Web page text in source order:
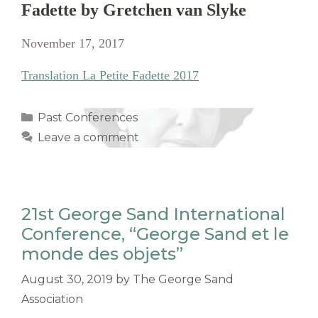
Fadette by Gretchen van Slyke
November 17, 2017
Translation La Petite Fadette 2017
Categories
Past Conferences
Leave a comment
21st George Sand International
Conference, “George Sand et le
monde des objets”
August 30, 2019 by The George Sand
Association